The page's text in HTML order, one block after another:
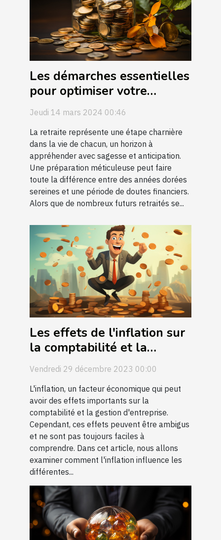
Les démarches essentielles
pour optimiser votre
retraite avant de consulter
un expert
Jeudi 14 mars 2024 00:46
La retraite représente une étape charnière
dans la vie de chacun, un horizon à
appréhender avec sagesse et anticipation.
Une préparation méticuleuse peut faire
toute la différence entre des années dorées
sereines et une période de doutes financiers.
Alors que de nombreux futurs retraités se...
Les effets de l'inflation sur
la comptabilité et la
gestion d'entreprise
Vendredi 29 décembre 2023 00:00
L'inflation, un facteur économique qui peut
avoir des effets importants sur la
comptabilité et la gestion d'entreprise.
Cependant, ces effets peuvent être ambigus
et ne sont pas toujours faciles à
comprendre. Dans cet article, nous allons
examiner comment l'inflation influence les
différentes...